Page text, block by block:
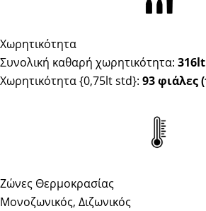
Χωρητικότητα
Συνολική καθαρή χωρητικότητα: 316lt
Χωρητικότητα {0,75lt std}: 93 φιάλες
Ζώνες Θερμοκρασίας
Μονοζωνικός, Διζωνικός